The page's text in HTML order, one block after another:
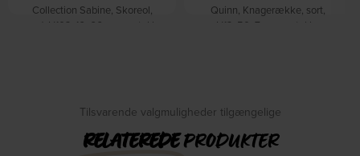
Collection Sabine, Skoreol,
sand, H103x16x66 cm, metal by
Quinn, Knagerække, sort,
H13x50x7 cm, metal by
Tilsvarende valgmuligheder tilgængelige
RELATEREDEPRODUKTER